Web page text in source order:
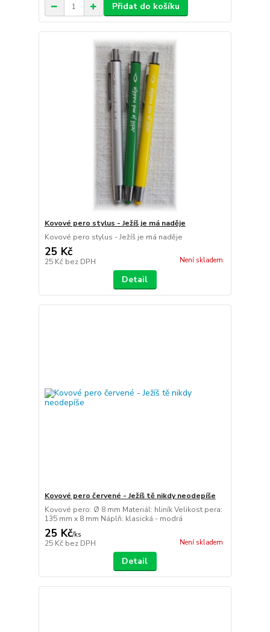
Přidat do košíku
Kovové pero stylus - Ježíš je má naděje
Kovové pero stylus - Ježíš je má naděje
25 Kč
25 Kč bez DPH Není skladem
Detail
Kovové pero červené - Ježíš tě nikdy neodepíše
Kovové pero: Ø 8 mm Materiál: hliník Velikost pera:
135 mm x 8 mm Náplň: klasická - modrá
25 Kč/ks
25 Kč bez DPH Není skladem
Detail